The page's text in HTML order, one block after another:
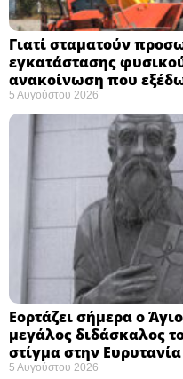
Γιατί σταματούν
εγκατάστασης
ανακοίνωση που
5 Αυγούστου 2026
Εορτάζει σήμερα ο
μεγάλος διδάσκαλος
στίγμα στην Ευρυτανία
5 Αυγούστου 2026